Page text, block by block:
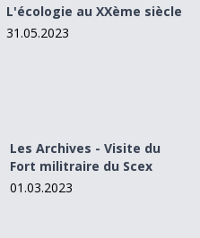
L'écologie au XXème siècle
31.05.2023
du Scex
Les Archives - Visite du
Fort militraire du Scex
01.03.2023